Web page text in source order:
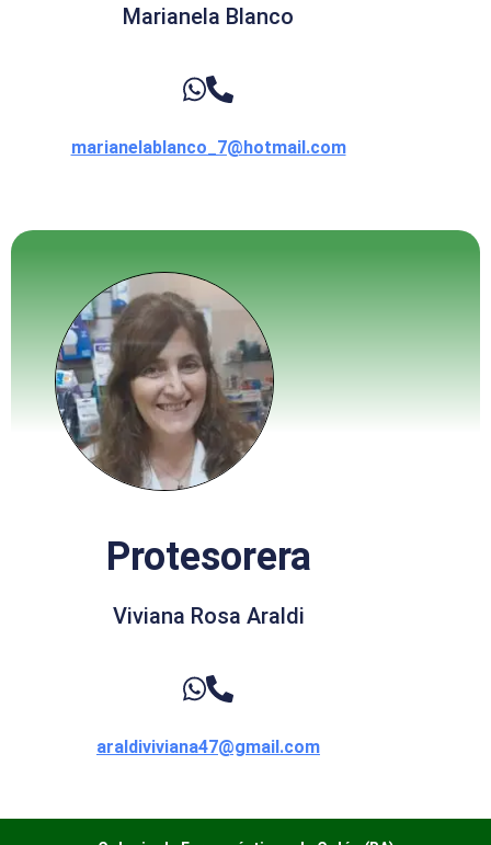
Marianela Blanco
marianelablanco_7@hotmail.com
Protesorera
Viviana Rosa Araldi
araldiviviana47@gmail.com